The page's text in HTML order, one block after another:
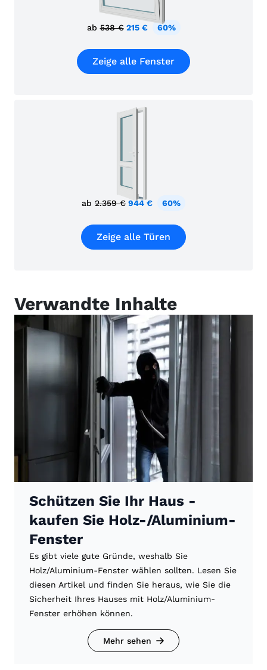
ab 538 € 215 € 60%
Zeige alle Fenster
ab 2.359 € 944 € 60%
Zeige alle Türen
Verwandte Inhalte
Schützen Sie Ihr Haus -
kaufen Sie Holz-/Aluminium-
Fenster
Es gibt viele gute Gründe, weshalb Sie
Holz/Aluminium-Fenster wählen sollten. Lesen Sie
diesen Artikel und finden Sie heraus, wie Sie die
Sicherheit Ihres Hauses mit Holz/Aluminium-
Fenster erhöhen können.
Mehr sehen